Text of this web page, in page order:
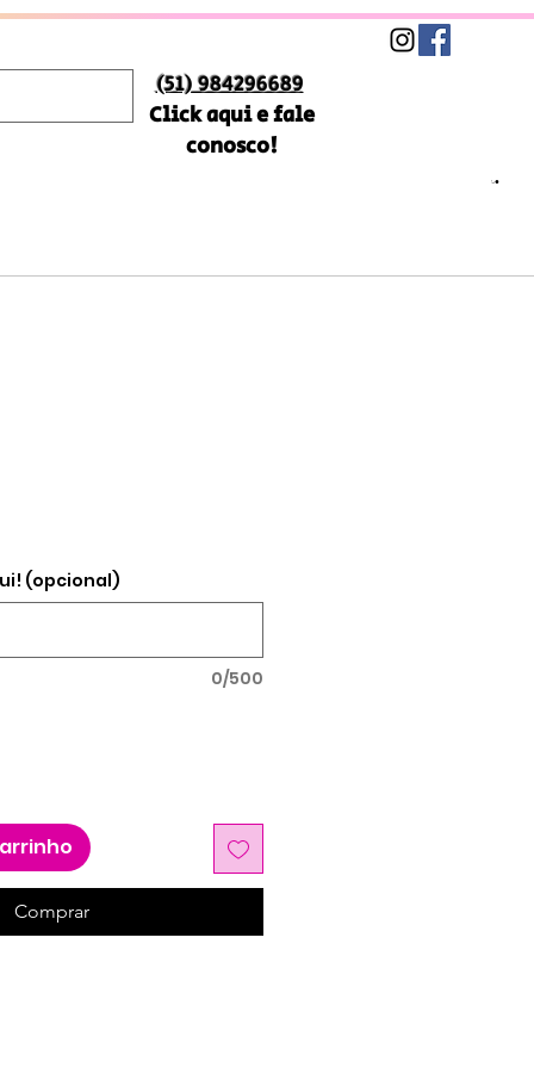
(51) 984296689
Click aqui e fale
conosco!
(opcional)
0/500
Comprar